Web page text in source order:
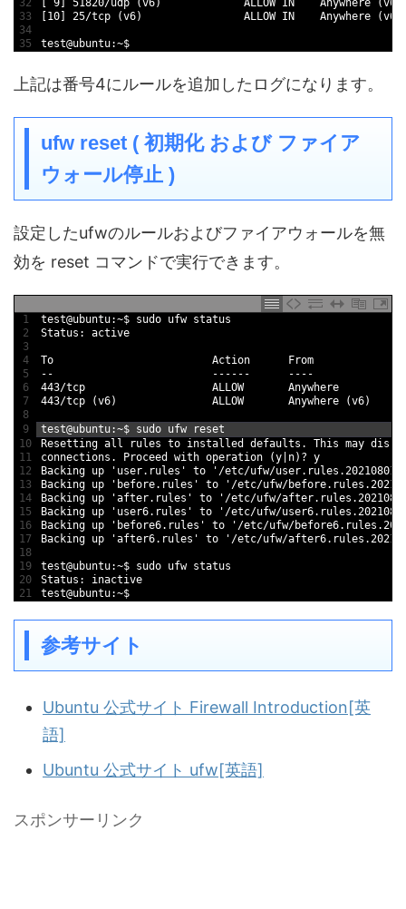
32
33
34
35
9 51820/udp (v6) ALLOW IN Anywhere (v6
10 25/tcp (v6) ALLOW IN Anywhere (v6
test@ubuntu:~$
上記は番号4にルールを追加したログになります。
ufw reset ( 初期化 および ファイア
ウォール停止 )
設定したufwのルールおよびファイアウォールを無
効を reset コマンドで実行できます。
1
2
3
4
5
6
7
8
9
10
11
12
13
14
15
16
17
18
19
20
21
test@ubuntu:~$ sudo ufw status
Status : active
To Action
From
--
-- -- -- -- --
443/tcp ALLOW Anywhere
443/tcp (v6) ALLOW Anywhere (v6)
test@ubuntu:~$ sudo ufw
reset
Resetting all rules to installed defaults . This may
connections . Proceed with operation (y n) ? y
Backing up 'user.rules' to
'/etc/ufw/
Backing up 'before.rules' to
'/etc/ufw/
Backing up 'after.rules' to
'/etc/ufw/
Backing up 'user6.rules' to
'/etc/ufw/
Backing up 'before6.rules' to
'/etc/ufw/
Backing up 'after6.rules' to '/etc/ufw/
test@ubuntu:~$ sudo ufw status
Status :
inactive
test@ubuntu:~$
参考サイト
Ubuntu 公式サイト Firewall Introduction[英
語]
Ubuntu 公式サイト ufw[英語]
スポンサーリンク